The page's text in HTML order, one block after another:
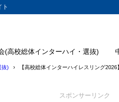
ト
(高校総体インターハイ・選抜)
抜) 【高校総体インターハイレスリング
スポンサーリンク